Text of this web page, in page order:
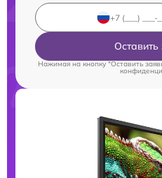
Оставить
Нажимая на кнопку "Оставить